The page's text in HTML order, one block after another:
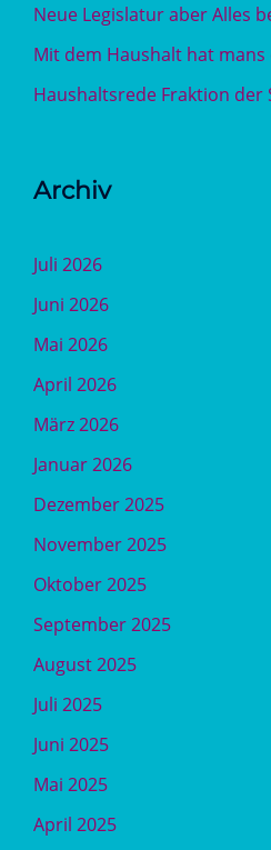
Neue Legislatur aber Alles
Mit dem Haushalt hat mans
Haushaltsrede Fraktion der
Archiv
Juli 2026
Juni 2026
Mai 2026
April 2026
März 2026
Januar 2026
Dezember 2025
November 2025
Oktober 2025
September 2025
August 2025
Juli 2025
Juni 2025
Mai 2025
April 2025